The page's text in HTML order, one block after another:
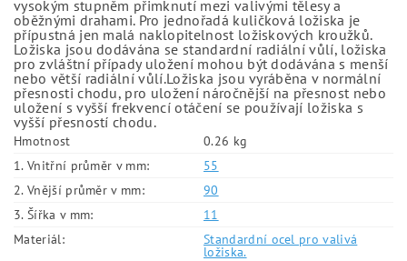
vysokým stupněm přimknutí mezi valivými tělesy a
oběžnými drahami. Pro jednořadá kuličková ložiska je
přípustná jen malá naklopitelnost ložiskových kroužků.
Ložiska jsou dodávána se standardní radiální vůlí, ložiska
pro zvláštní případy uložení mohou být dodávána s menší
nebo větší radiální vůlí.Ložiska jsou vyráběna v normální
přesnosti chodu, pro uložení náročnější na přesnost nebo
uložení s vyšší frekvencí otáčení se používají ložiska s
vyšší přesností chodu.
Hmotnost
0.26 kg
1. Vnitřní průměr v mm:
55
2. Vnější průměr v mm:
90
3. Šířka v mm:
11
Materiál:
Standardní ocel pro valivá
ložiska.